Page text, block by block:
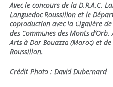
Avec le concours de la D.R.A.C.
Languedoc Roussillon et le
coproduction avec la Cigalière
des Communes des Monts
Arts à Dar Bouazza (Maroc) et de
Roussillon.
Crédit Photo : David Dubernard